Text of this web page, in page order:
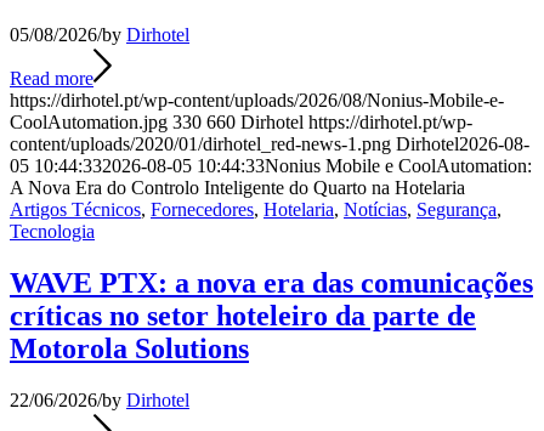
05/08/2026/by Dirhotel
Read more
https://dirhotel.pt/wp-content/uploads/2026/08/Nonius-Mobile-e-
CoolAutomation.jpg 330 660 Dirhotel https://dirhotel.pt/wp-
content/uploads/2020/01/dirhotel_red-news-1.png Dirhotel2026-08-
05 10:44:332026-08-05 10:44:33Nonius Mobile e CoolAutomation:
A Nova Era do Controlo Inteligente do Quarto na Hotelaria
Artigos Técnicos, Fornecedores, Hotelaria, Notícias, Segurança,
Tecnologia
WAVE PTX: a nova era das comunicações
críticas no setor hoteleiro da parte de
Motorola Solutions
22/06/2026/by Dirhotel